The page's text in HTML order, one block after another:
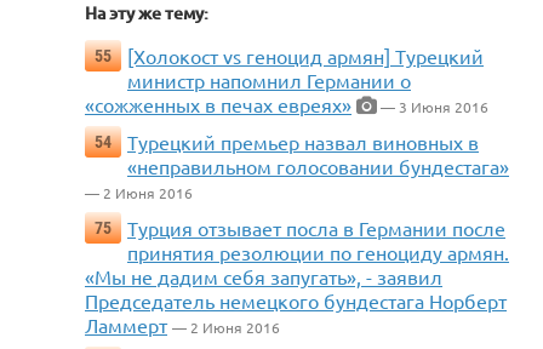
На эту же тему:
55
[Холокост vs геноцид армян] Турецкий
министр напомнил Германии о
«сожженных в печах евреях»
— 3 Июня 2016
54
Турецкий премьер назвал виновных в
«неправильном голосовании бундестага»
— 2 Июня 2016
75
Турция отзывает посла в Германии после
принятия резолюции по геноциду армян.
«Мы не дадим себя запугать», - заявил
Председатель немецкого бундестага Норберт
Ламмерт — 2 Июня 2016